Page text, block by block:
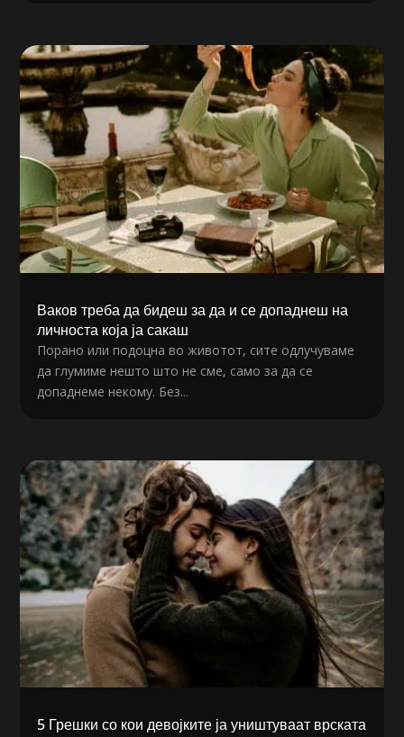
Ваков треба да бидеш за да и се допаднеш на
личноста која ја сакаш
Порано или подоцна во животот, сите одлучуваме
да глумиме нешто што не сме, само за да се
допаднеме некому. Без...
5 Грешки со кои девојките ја уништуваат врската